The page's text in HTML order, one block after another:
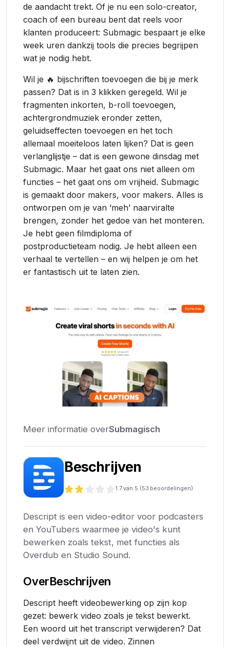
de aandacht trekt. Of je nu een solo-creator,
coach of een bureau bent dat reels voor
klanten produceert: Submagic bespaart je elke
week uren dankzij tools die precies begrijpen
wat je nodig hebt.
Wil je 🔥 bijschriften toevoegen die bij je merk
passen? Dat is in 3 klikken geregeld. Wil je
fragmenten inkorten, b-roll toevoegen,
achtergrondmuziek eronder zetten,
geluidseffecten toevoegen en het toch
allemaal moeiteloos laten lijken? Dat is geen
verlanglijstje – dat is een gewone dinsdag met
Submagic. Maar het gaat ons niet alleen om
functies – het gaat ons om vrijheid. Submagic
is gemaakt door makers, voor makers. Alles is
ontworpen om je van ‘meh’ naarviralte
brengen, zonder het gedoe van het monteren.
Je hebt geen filmdiploma of
postproductieteam nodig. Je hebt alleen een
verhaal te vertellen – en wij helpen je om het
er fantastisch uit te laten zien.
Meer informatie overSubmagisch
Beschrijven
1.7van 5 (53 beoordelingen)
Descript is een video-editor voor podcasters
en YouTubers waarmee je video's kunt
bewerken zoals tekst, met functies als
Overdub en Studio Sound.
OverBeschrijven
Descript heeft videobewerking op zijn kop
gezet: bewerk video zoals je tekst bewerkt.
Een woord uit het transcript verwijderen? Dat
deel verdwijnt uit de video. Zinnen